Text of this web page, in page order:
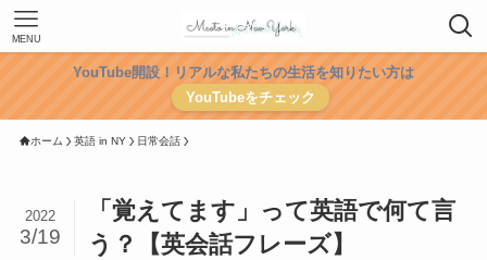
MENU
YouTube開設！リアルな私たちの生活を知りたい方は
YouTubeをチェック
ホーム 英語 in NY 日常会話
「覚えてます」って英語で何て言
う？【英会話フレーズ】
2022
3/19